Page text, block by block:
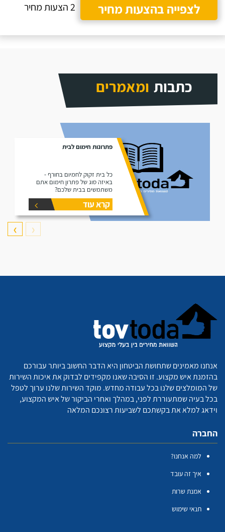
לצפייה בהצעות מחיר
2 הצעות מחיר
כתבות ומאמרים
פתרונות חימום לבית
כל בית זקוק לחמיום בחורף -
באיזה סוג של פתרון חימום אתם
משתמשים בבית שלכם?
קרא עוד
❮
❯
אנחנו מאמינים שתחושת הביטחון היא הדבר החשוב ביותר עבורכם
בהזמנת איש מקצוע. זו הסיבה שאנו מקפידים לבדוק את איכות השירות
של המומלצים שלנו בכל עבודה מחדש. מוקד השירות שלנו ערוך לטפל
בכל בעיה שמתעוררת לפני, במהלך ואחרי הביקור של איש המקצוע,
וידאג למלא את בקשתכם לשביעות רצונכם המלאה
החברה
למה אנחנו?
איך זה עובד
אמנת שרות
תנאי שימוש